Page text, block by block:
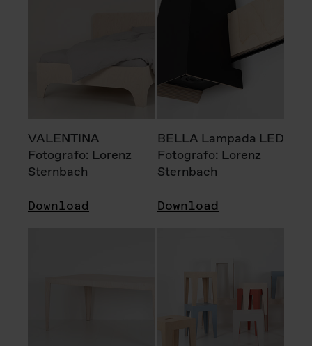
VALENTINA
Fotografo: Lorenz
Sternbach
Download
BELLA Lampada LED
Fotografo: Lorenz
Sternbach
Download